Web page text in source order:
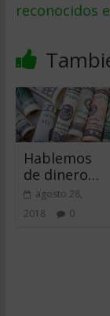
reconocidos
Hablemos
de dinero…
agosto 28,
2018
0